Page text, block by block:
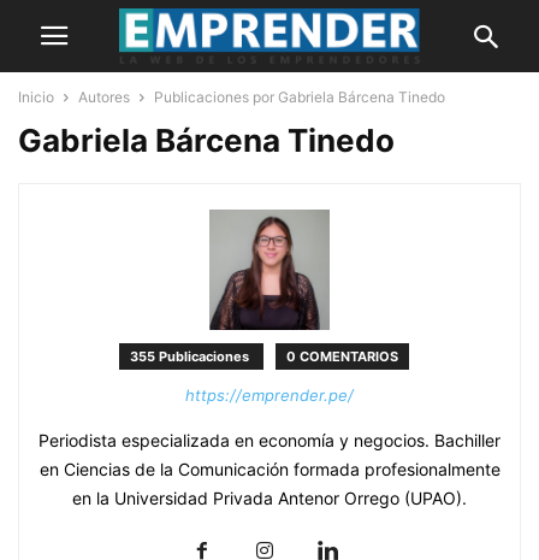
Inicio Autores Publicaciones por Gabriela Bárcena Tinedo
Gabriela Bárcena Tinedo
355 Publicaciones 0 COMENTARIOS
https://emprender.pe/
Periodista especializada en economía y negocios. Bachiller
en Ciencias de la Comunicación formada profesionalmente
en la Universidad Privada Antenor Orrego (UPAO).